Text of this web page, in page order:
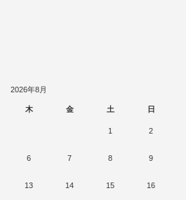
2026年8月
木 金 土 日
1 2
6 7 8 9
13 14 15 16